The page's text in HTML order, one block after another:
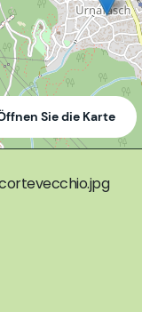
Sie die Karte